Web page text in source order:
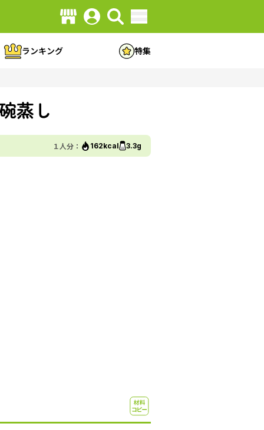
ランキング 特集
蒸し
１人分： 162kcal 3.3g